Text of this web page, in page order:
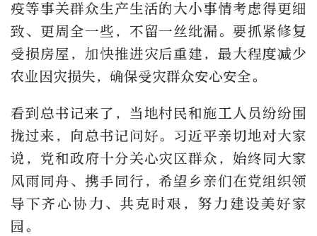
疫等事关群众生产生活的大小事情考虑得更细
致、更周全一些，不留一丝纰漏。要抓紧修复
受损房屋，加快推进灾后重建，最大程度减少
农业因灾损失，确保受灾群众安心安全。
看到总书记来了，当地村民和施工人员纷纷围
拢过来，向总书记问好。习近平亲切地对大家
说，党和政府十分关心灾区群众，始终同大家
风雨同舟、携手同行，希望乡亲们在党组织领
导下齐心协力、共克时艰，努力建设美好家
园。